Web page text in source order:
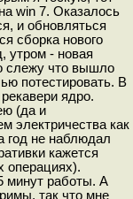
win 7. Оказалось
и обновляться
сборка нового
утром - новая
слежу что вышло
потестировать. В
ядро.
(да и
электричества как
год не наблюдал
кажется
операциях).
минут работы. А
так что мне